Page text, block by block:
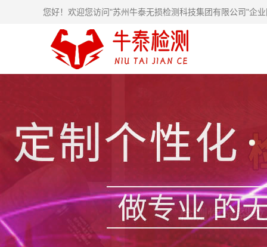
您好！欢迎您访问"苏州牛泰无损检测科技集团有限公司"企